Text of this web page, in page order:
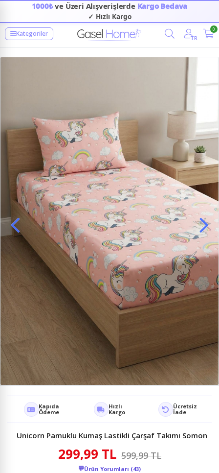
1000₺ve Üzeri Alışverişlerde Kargo Bedava
✓ Hızlı Kargo
Kategoriler
TR
0
Kapıda
Ödeme
Hızlı
Kargo
Ücretsiz
İade
Unicorn Pamuklu Kumaş Lastikli Çarşaf Takımı Somon
299,99 TL 599,99 TL
💬Ürün Yorumları (43)